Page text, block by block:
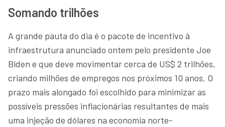
Somando trilhões
A grande pauta do dia é o pacote de incentivo à
infraestrutura anunciado ontem pelo presidente Joe
Biden e que deve movimentar cerca de US$ 2 trilhões,
criando milhões de empregos nos próximos 10 anos. O
prazo mais alongado foi escolhido para minimizar as
possíveis pressões inflacionárias resultantes de mais
uma injeção de dólares na economia norte-